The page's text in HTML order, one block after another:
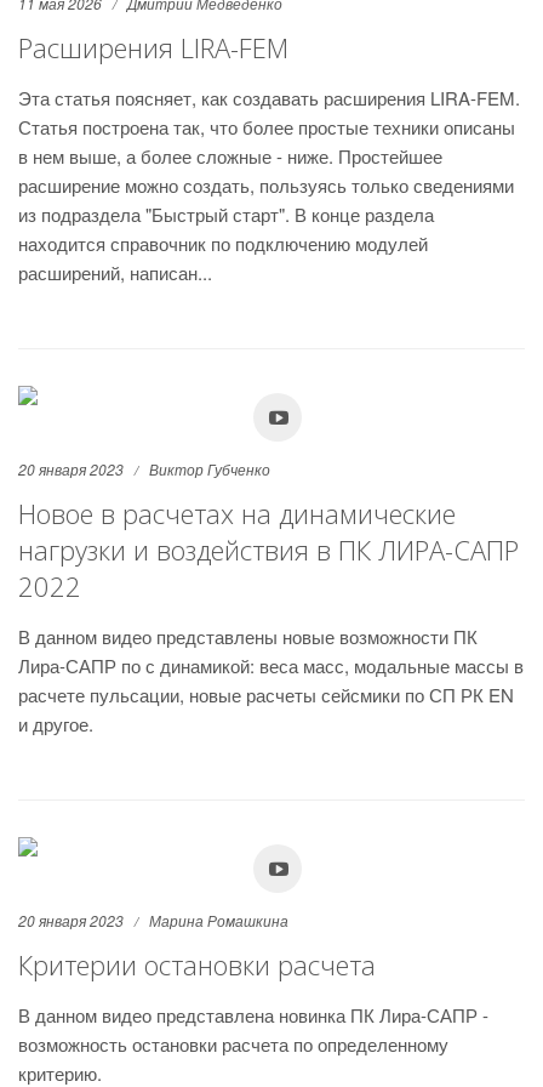
Расширения LIRA-FEM
Эта статья поясняет, как создавать расширения LIRA-FEM.
Статья построена так, что более простые техники описаны
в нем выше, а более сложные - ниже. Простейшее
расширение можно создать, пользуясь только сведениями
из подраздела "Быстрый старт". В конце раздела
находится справочник по подключению модулей
расширений, написан...
20 января 2023 Виктор Губченко
Новое в расчетах на динамические
нагрузки и воздействия в ПК ЛИРА-САПР
2022
В данном видео представлены новые возможности ПК
Лира-САПР по с динамикой: веса масс, модальные массы в
расчете пульсации, новые расчеты сейсмики по СП РК EN
и другое.
20 января 2023 Марина Ромашкина
Критерии остановки расчета
В данном видео представлена новинка ПК Лира-САПР -
возможность остановки расчета по определенному
критерию.